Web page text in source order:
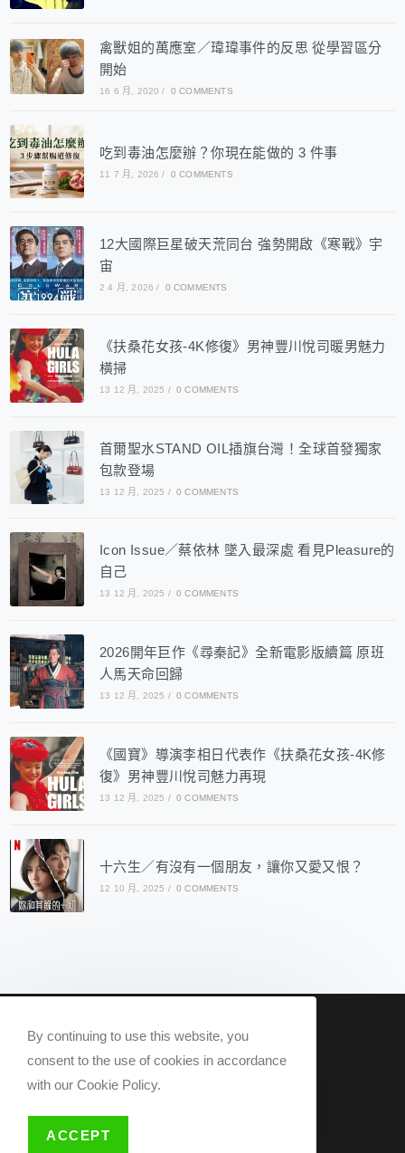
禽獸姐的萬應室／瑋瑋事件的反思 從學習區分
開始
16 6 月, 2020 / 0 COMMENTS
吃到毒油怎麼辦？你現在能做的 3 件事
11 7 月, 2026 / 0 COMMENTS
12大國際巨星破天荒同台 強勢開啟《寒戰》宇
宙
2 4 月, 2026 / 0 COMMENTS
《扶桑花女孩-4K修復》男神豐川悅司暖男魅力
橫掃
13 12 月, 2025 / 0 COMMENTS
首爾聖水STAND OIL插旗台灣！全球首發獨家
包款登場
13 12 月, 2025 / 0 COMMENTS
Icon Issue／蔡依林 墜入最深處 看見Pleasure的
自己
13 12 月, 2025 / 0 COMMENTS
2026開年巨作《尋秦記》全新電影版續篇 原班
人馬天命回歸
13 12 月, 2025 / 0 COMMENTS
《國寶》導演李相日代表作《扶桑花女孩-4K修
復》男神豐川悅司魅力再現
13 12 月, 2025 / 0 COMMENTS
十六生／有沒有一個朋友，讓你又愛又恨？
12 10 月, 2025 / 0 COMMENTS
Now Q 2020 @ All rights reserved.
By continuing to use this website, you
consent to the use of cookies in accordance
with our Cookie Policy.
ACCEPT